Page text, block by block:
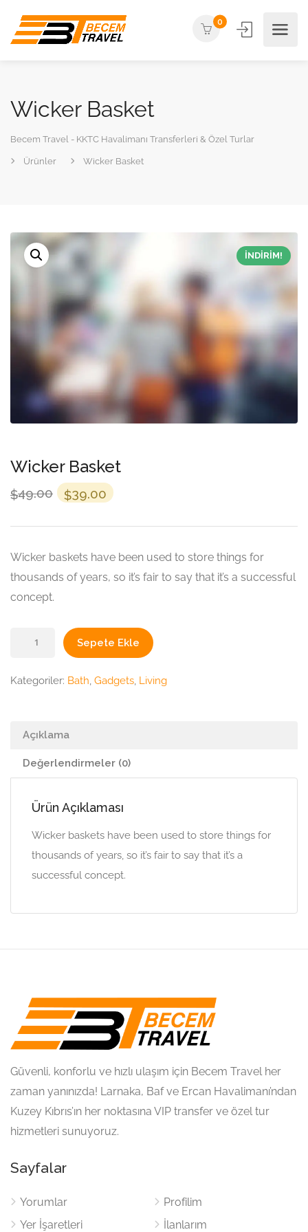
0
Wicker Basket
Becem Travel - KKTC Havalimanı Transferleri & Özel Turlar
Ürünler Wicker Basket
İNDIRIM!
Wicker Basket
$49.00 Orijinal
$49.00.
$39.00 Şu
fiyat:
$39.00.
Wicker baskets have been used to store things for
thousands of years, so it’s fair to say that it’s a successful
concept.
Sepete Ekle
Kategoriler: Bath Gadgets Living
Açıklama
Değerlendirmeler (0)
Ürün Açıklaması
Wicker baskets have been used to store things for
thousands of years, so it’s fair to say that it’s a
successful concept.
Güvenli, konforlu ve hızlı ulaşım için Becem Travel her
zaman yanınızda! Larnaka, Baf ve Ercan Havalimanı’ndan
Kuzey Kıbrıs’ın her noktasına VIP transfer ve özel tur
hizmetleri sunuyoruz.
Sayfalar
Yorumlar
Yer İşaretleri
Profilim
İlanlarım